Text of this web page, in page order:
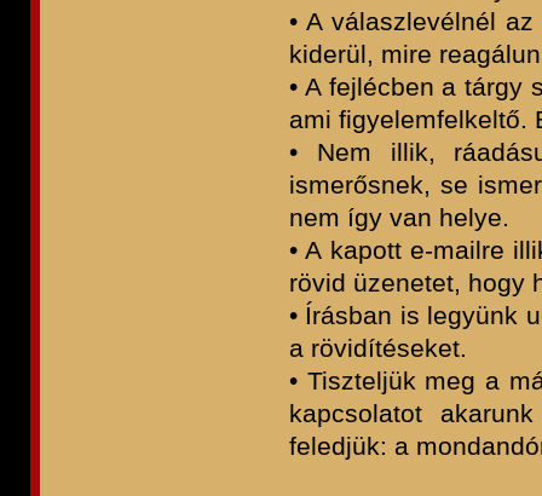
• A válaszlevélnél
kiderül, mire
• A fejlécben a tárgy
ami figyelemfelkeltő.
• Nem illik,
ismerősnek, se
nem így van helye.
• A kapott e-mailre
rövid üzenetet, hogy
• Írásban is legyünk
a rövidítéseket.
• Tiszteljük meg a
kapcsolatot
feledjük: a